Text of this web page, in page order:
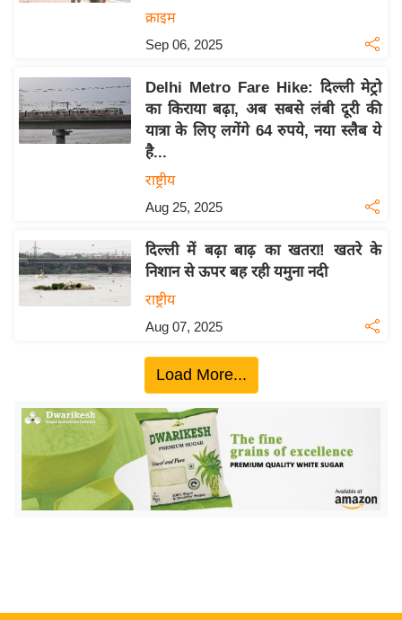
बे
मि
सा
य
त
सा
ज
ग
व
क्राइम
Sep 06, 2025
Delhi Metro Fare Hike: दिल्ली मेट्रो
का किराया बढ़ा, अब सबसे लंबी दूरी की
यात्रा के लिए लगेंगे 64 रुपये, नया स्लैब ये
है...
राष्ट्रीय
Aug 25, 2025
दिल्ली में बढ़ा बाढ़ का खतरा! खतरे के
निशान से ऊपर बह रही यमुना नदी
राष्ट्रीय
Aug 07, 2025
Load More...